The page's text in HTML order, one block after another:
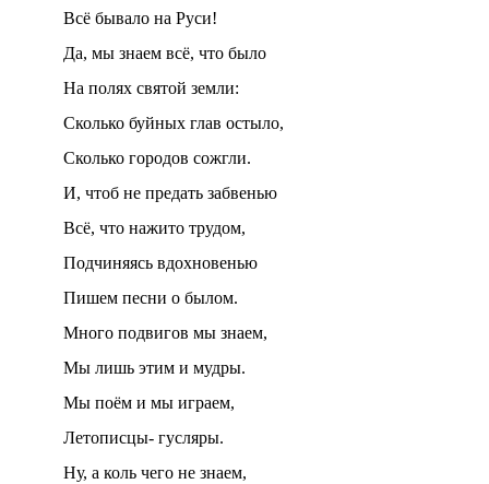
Всё бывало на Руси!
Да, мы знаем всё, что было
На полях святой земли:
Сколько буйных глав остыло,
Сколько городов сожгли.
И, чтоб не предать забвенью
Всё, что нажито трудом,
Подчиняясь вдохновенью
Пишем песни о былом.
Много подвигов мы знаем,
Мы лишь этим и мудры.
Мы поём и мы играем,
Летописцы- гусляры.
Ну, а коль чего не знаем,